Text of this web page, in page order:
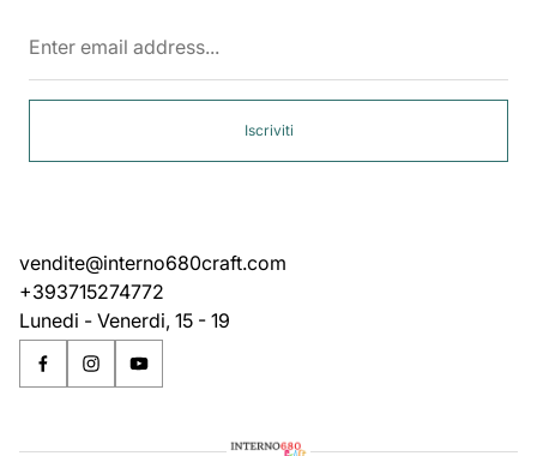
Iscriviti
vendite@interno680craft.com
+393715274772
Lunedi - Venerdi, 15 - 19